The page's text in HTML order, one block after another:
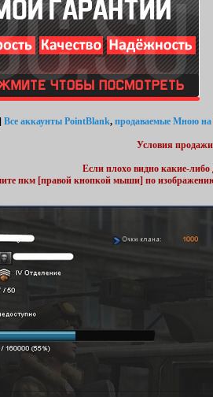
Все аккаунты PointBlank, продаваемые Мною
Условия
Если плохо видно какие-
пкм [правой кнопкой мыши] по